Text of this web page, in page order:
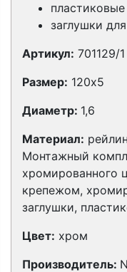
заглушки
Артикул: 701129/1
Размер: 120х5
Диаметр: 1,6
Материал: р
Монтажный
хромированного
крепежом,
заглушки,
Цвет: хром
Производитель: